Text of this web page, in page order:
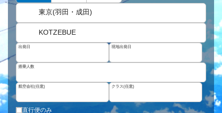
東京(羽田・成田)
KOTZEBUE
出発日 現地出発日
搭乗人数
航空会社(任意) クラス(任意)
直行便のみ